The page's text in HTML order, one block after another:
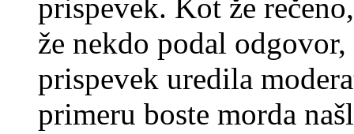
prispevek. Kot že
že nekdo podal
prispevek uredila
primeru boste morda